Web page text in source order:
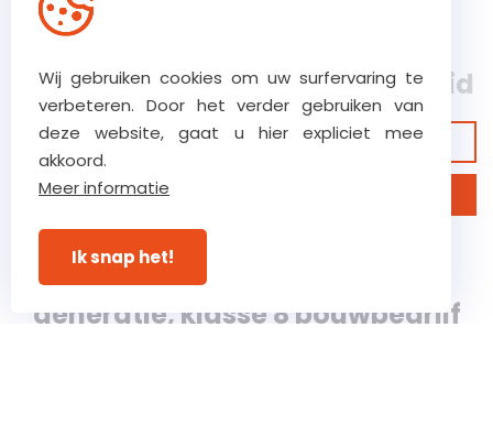
Ons hoog vertrouwensniveau
zorgt voor ultieme betrokkenheid
Bekijk onze garanties
Ontdek ons bedrijf
Verstraete.team, een 5e
generatie, klasse 8 bouwbedrijf
Wij gebruiken cookies om uw surfervaring te
verbeteren. Door het verder gebruiken van
deze website, gaat u hier expliciet mee
akkoord.
Meer informatie
Ik snap het!